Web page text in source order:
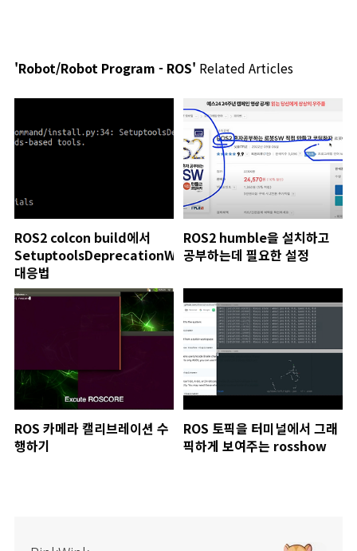
'Robot/Robot Program - ROS' Related Articles
ROS2 colcon build에서
SetuptoolsDeprecationWarning
대응법
ROS2 humble을 설치하고
공부하는데 필요한 설정
ROS 카메라 캘리브레이션 수
행하기
ROS 토픽을 터미널에서 그래
픽하게 보여주는 rosshow